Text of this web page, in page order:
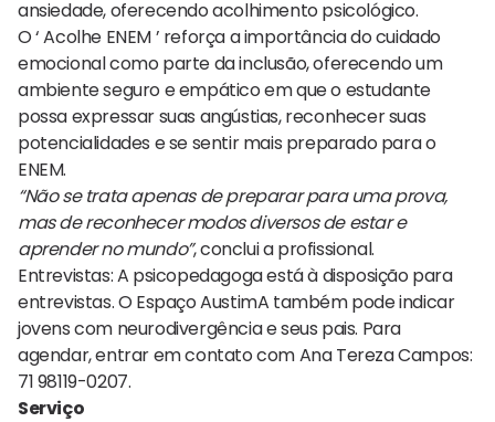
ansiedade, oferecendo acolhimento psicológico.
O ‘ Acolhe ENEM ’ reforça a importância do cuidado
emocional como parte da inclusão, oferecendo um
ambiente seguro e empático em que o estudante
possa expressar suas angústias, reconhecer suas
potencialidades e se sentir mais preparado para o
ENEM.
“Não se trata apenas de preparar para uma prova,
mas de reconhecer modos diversos de estar e
aprender no mundo”, conclui a profissional.
Entrevistas: A psicopedagoga está à disposição para
entrevistas. O Espaço AustimA também pode indicar
jovens com neurodivergência e seus pais. Para
agendar, entrar em contato com Ana Tereza Campos:
71 98119-0207.
Serviço